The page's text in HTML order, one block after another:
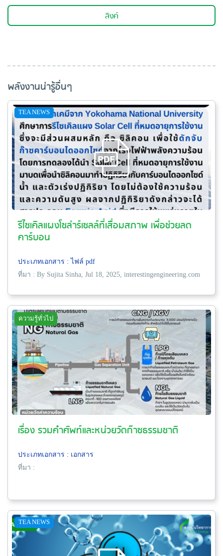
ลิงค์
พลังงานน่ารู้อื่นๆ
TEA NEWS
รีไซเคิลแผงโซล่าร์เซลล์ที่เสื่อมสภาพ เพื่อช่วยลด
คาร์บอน
ประเภทเอกสาร : ไฟล์ pdf
ที่มา : By Sujita Sinha, Jul 18, 2025, interestingengineering.com
ความรู้ทั่วไป
เรื่อง รวมคำศัพท์และหน่วยวัดก๊าซธรรมชาติ
ประเภทเอกสาร : เอกสาร
ที่มา :
TEA NEWS